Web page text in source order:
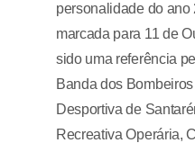
personalidade do ano
marcada para 11 de
sido uma referência
Banda dos
Desportiva de
Recreativa Operária,